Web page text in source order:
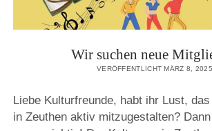
Wir suchen neue
VERÖFFENTLICHT MÄRZ 8, 2025
Liebe Kulturfreunde, habt ihr Lust,
in Zeuthen aktiv mitzugestalten?